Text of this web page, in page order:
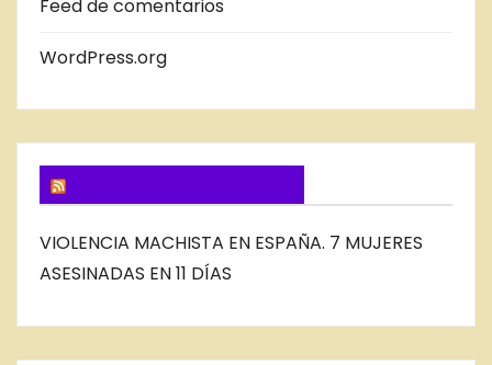
B
O
G
Feed de comentarios
WordPress.org
VIOLENCIA MACHISTA EN ESPAÑA. 7 MUJERES
ASESINADAS EN 11 DÍAS